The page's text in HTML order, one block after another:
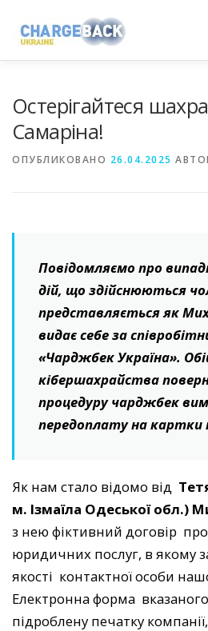
Остерігайтеся
Самаріна!
ОПУБЛИКОВАНО 26.04.2025
Повідомляємо про
дій, що здійснюються
представляється як
видає себе за
«Чарджбек Україна».
кібершахрайства
процедуру чарджбек
передоплату на картки
Як нам стало відомо від
м. Ізмаїла Одеської обл.)
з нею фіктивний договір
юридичних послуг, в якому
якості контактної особи
Електронна форма
підроблену печатку